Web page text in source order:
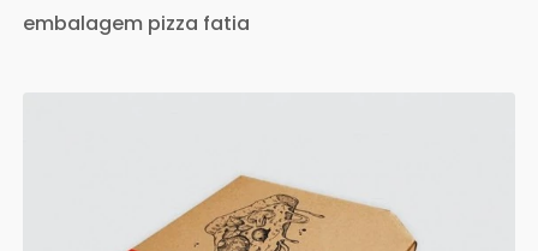
embalagem pizza fatia